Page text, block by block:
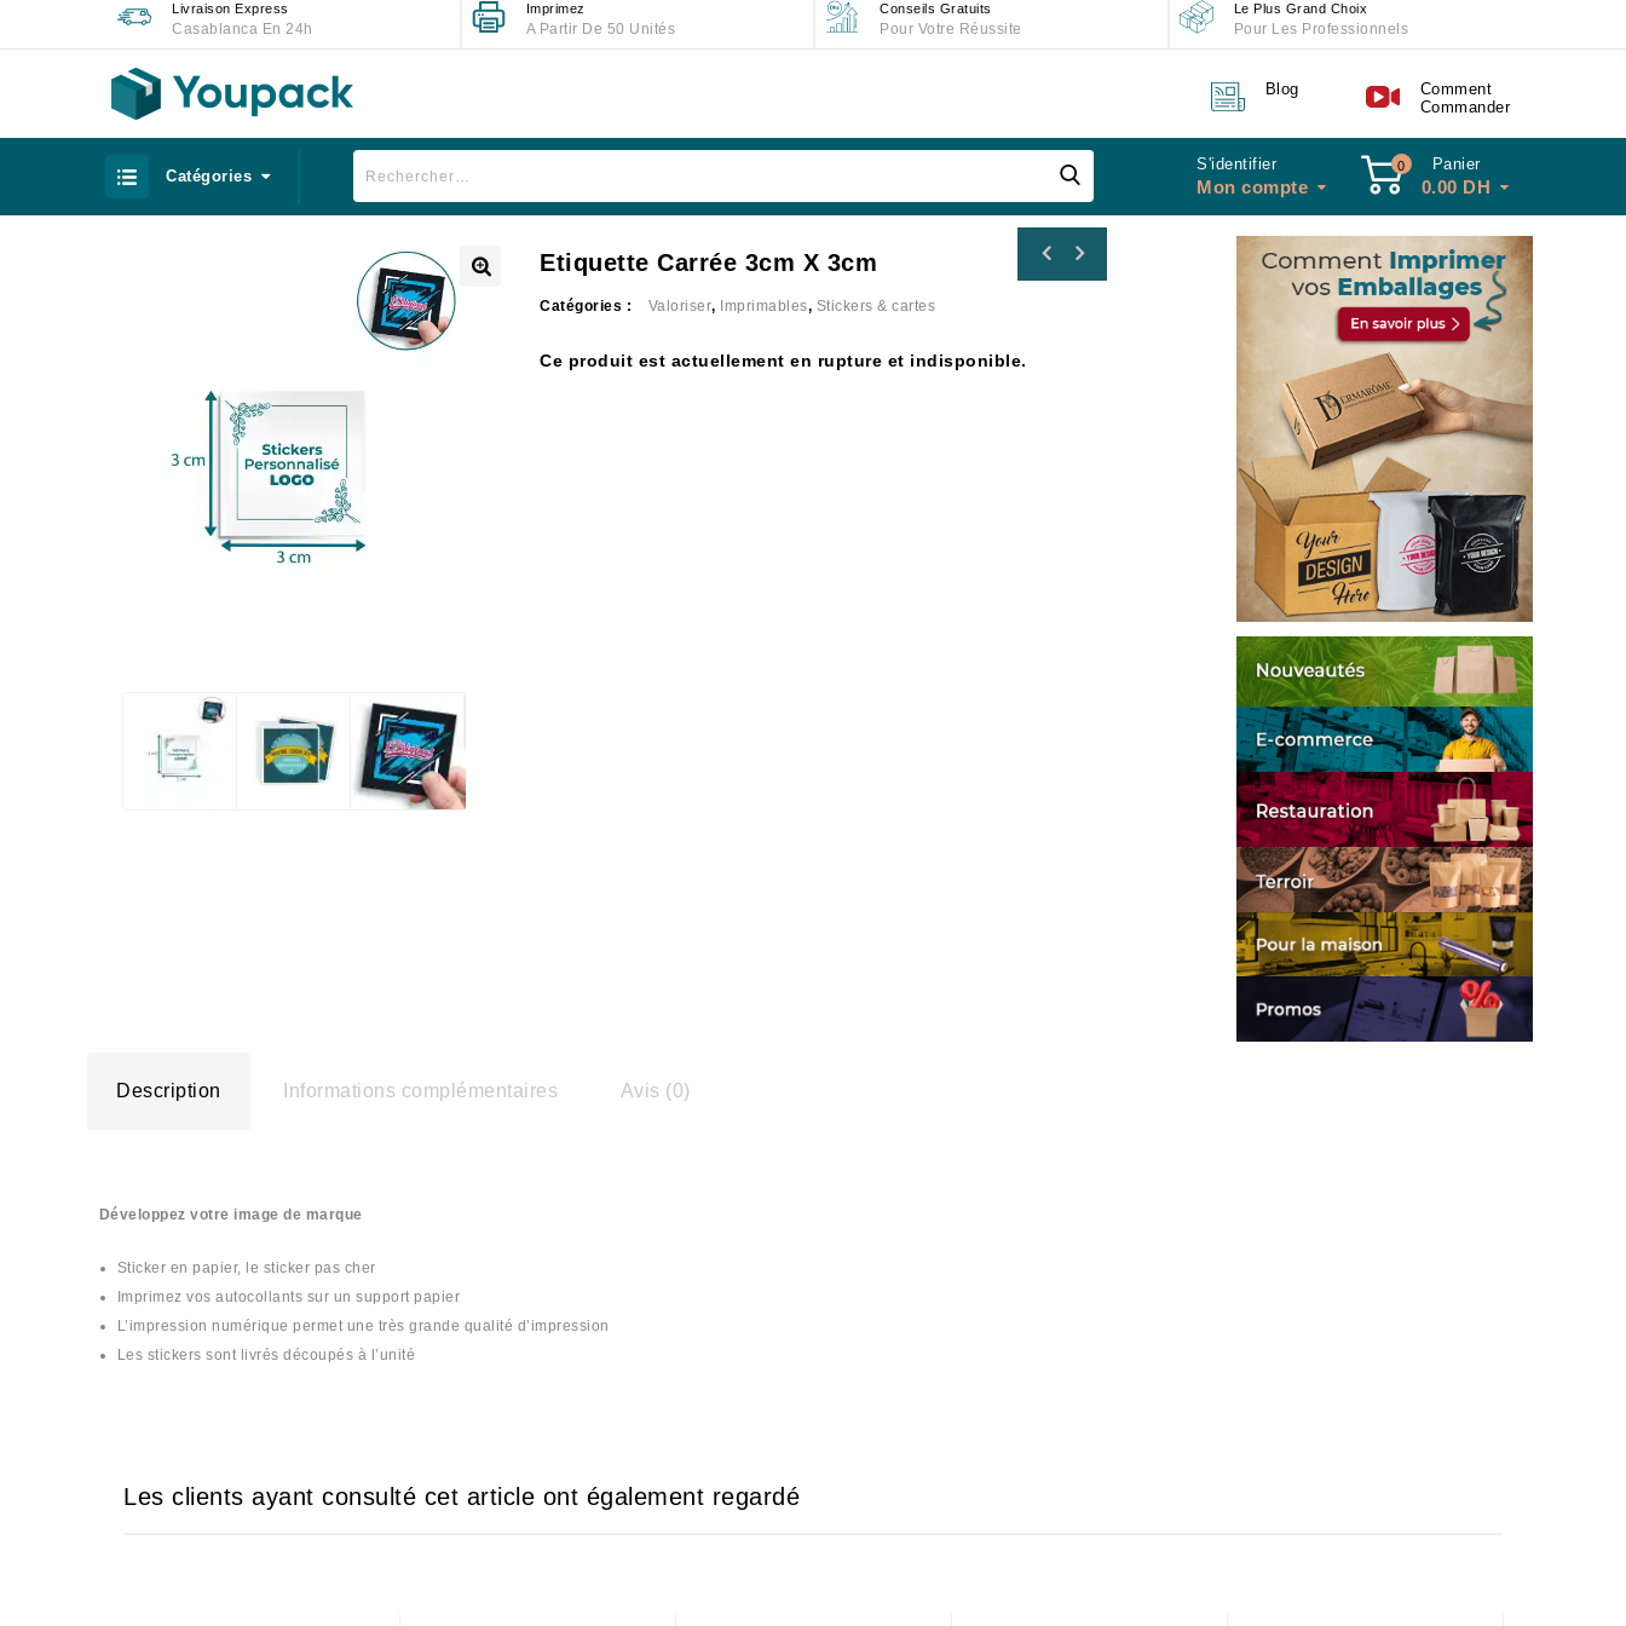
Livraison Express
Casablanca En 24h
Imprimez
A Partir De 50 Unités
Conseils Gratuits
Pour Votre Réussite
Le Plus Grand Choix
Pour Les Professionnels
Blog
Comment
Commander
Catégories
S'identifier
Mon compte
0 Panier
0.00 DH
Etiquette Carrée 3cm X 3cm
Catégories : Valoriser, Imprimables, Stickers & cartes
Ce produit est actuellement en rupture et indisponible.
Description Informations complémentaires Avis (0)
Développez votre image de marque
Sticker en papier, le sticker pas cher
Imprimez vos autocollants sur un support papier
L’impression numérique permet une très grande qualité d’impression
Les stickers sont livrés découpés à l’unité
Les clients ayant consulté cet article ont également regardé